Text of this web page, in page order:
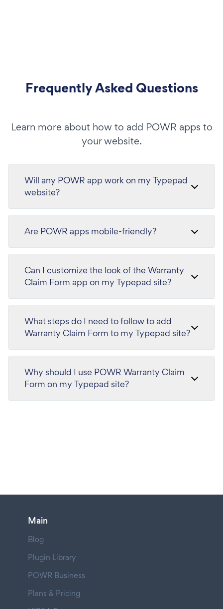
Frequently Asked Questions
Learn more about how to add POWR apps to
your website.
Will any POWR app work on my Typepad
website?
Are POWR apps mobile-friendly?
Can I customize the look of the Warranty
Claim Form app on my Typepad site?
What steps do I need to follow to add
Warranty Claim Form to my Typepad site?
Why should I use POWR Warranty Claim
Form on my Typepad site?
Main
Blog
Plugin Library
POWR Business
Plans & Pricing